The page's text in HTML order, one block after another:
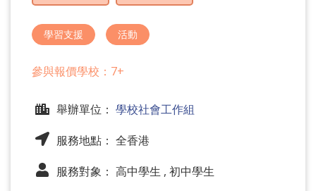
學習支援 活動
參與報價學校：7+
舉辦單位： 學校社會工作組
服務地點： 全香港
服務對象： 高中學生 , 初中學生